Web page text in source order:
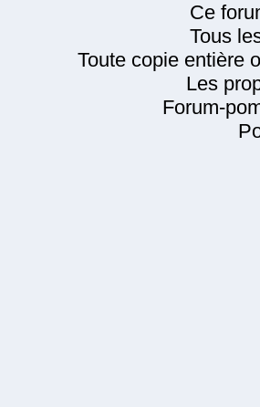
Ce
Tous
Toute copie entière
Les
Forum-